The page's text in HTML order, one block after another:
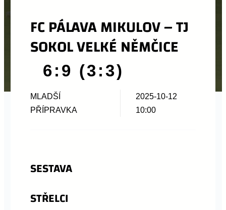
FC PÁLAVA MIKULOV – TJ
SOKOL VELKÉ NĚMČICE
6:9 (3:3)
MLADŠÍ
PŘÍPRAVKA
2025-10-12
10:00
SESTAVA
STŘELCI